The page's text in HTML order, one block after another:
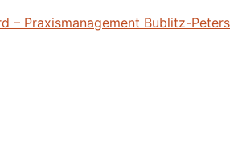
– Praxismanagement Bublitz-Peters